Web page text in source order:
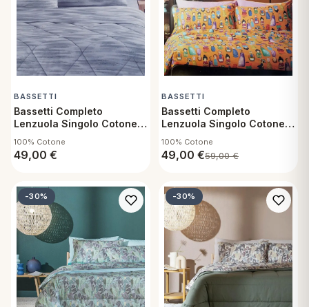
BASSETTI
Bassetti Completo
Lenzuola Singolo Cotone,
100% Cotone
49,00 €
BASSETTI
Bassetti Completo
Lenzuola Singolo Cotone,
100% Cotone
49,00 €59,00€
-30% -30%